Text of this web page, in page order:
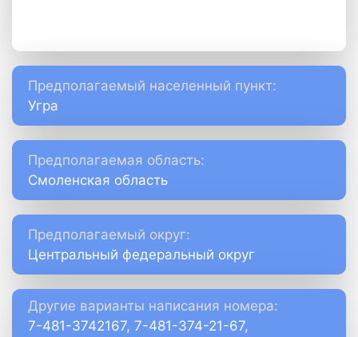
Предполагаемый населенный пункт:
Угра
Предполагаемая область:
Смоленская область
Предполагаемый округ:
Центральный федеральный округ
Другие варианты написания номера:
7-481-3742167, 7-481-374-21-67,